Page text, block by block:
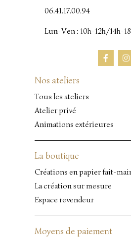
06.41.17.00.94
Lun-Ven : 10h-12h/14h-
Nos ateliers
Tous les ateliers
Atelier privé
Animations extérieures
La boutique
Créations en papier fait-
La création sur mesure
Espace revendeur
Moyens de paiement